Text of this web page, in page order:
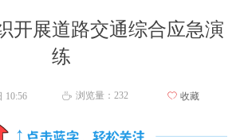
开展道路交通综合应急演
练
10:56 ꄘ 浏览量： 232 ꄀ 收藏